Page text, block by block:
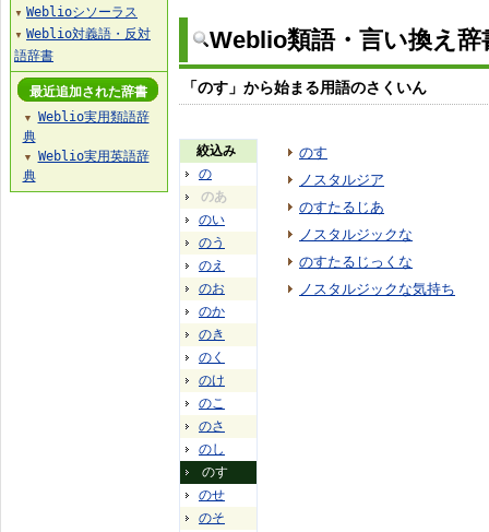
Weblio類語・言い換え
「のす」から始まる用語のさくいん
絞込み
の
のあ
のい
のう
のえ
のお
のか
のき
のく
のけ
のこ
のさ
のし
のす
のせ
のそ
のす
ノスタルジア
のすたるじあ
ノスタルジックな
のすたるじっくな
ノスタルジックな気持ち
▼ Weblioシソーラス
▼ Weblio対義語・反対
語辞書
最近追加された辞書
▼
Weblio実用類語辞
典
▼
Weblio実用英語辞
典